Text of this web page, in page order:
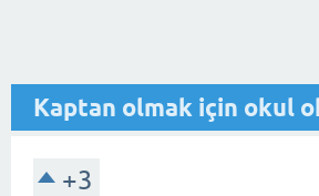
Kaptan olmak için okul
+3